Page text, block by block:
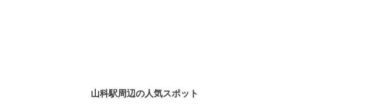
山科駅周辺の人気スポット